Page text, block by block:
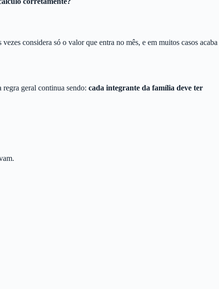
considera só o valor que entra no mês, e em muitos casos acaba
geral continua sendo: cada integrante da família deve ter